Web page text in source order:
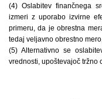
(4) Oslabitev finančnega
izmeri z uporabo izvirne
primeru, da je obrestna
tedaj veljavno obrestno
(5) Alternativno se
vrednosti, upoštevajoč tržno